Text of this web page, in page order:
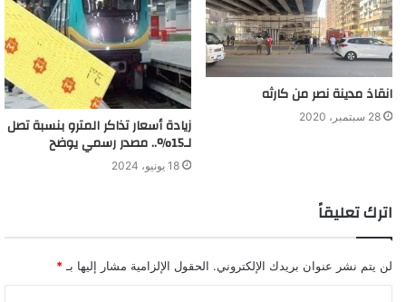
انقاذ مدينة نصر من كارثه
28 سبتمبر، 2020 زيادة أسعار تذاكر المترو بنسبة تصل
لـ15%.. مصدر رسمي يوضح
18 يونيو، 2024
اترك تعليقاً
لن يتم نشر عنوان بريدك الإلكتروني. الحقول الإلزامية مشار إليها بـ *